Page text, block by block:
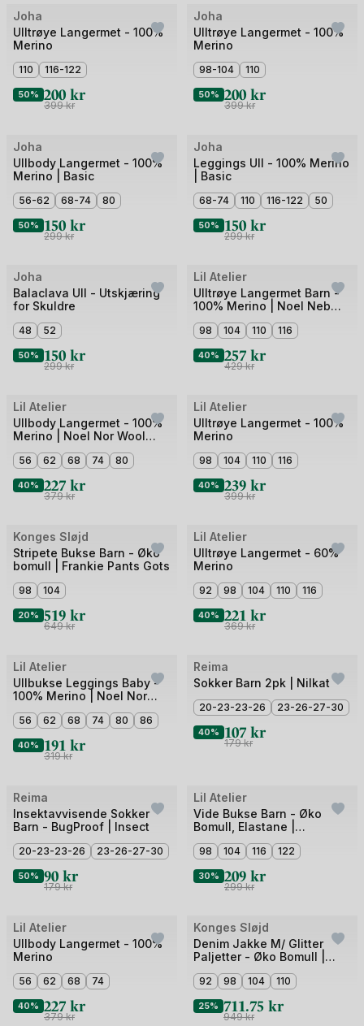
Outlet
Bilde
av
Joha
Ulltrøye Langermet - 100%
Merino
110 116-122
50% 200 kr
399kr
Outlet
Bilde
av
Joha
Ulltrøye Langermet - 100%
Merino
98-104 110
50% 200 kr
399kr
Outlet
Bilde
av
4
Joha
Ullbody Langermet - 100%
Merino | Basic
56-62 68-74 80
50% 150 kr
299kr
Outlet
Bilde
av
Joha
Leggings Ull - 100% Merino
| Basic
68-74 110 116-122 50
50% 150 kr
299kr
Outlet
Bilde
av
Joha
Balaclava Ull - Utskjæring
for Skuldre
48 52
50% 150 kr
299kr
Outlet
Bilde
av
4
Lil Atelier
Ulltrøye Langermet Barn -
100% Merino | Noel Neb
98 104 110 116
40% 257 kr
429kr
Outlet
Bilde
av
Lil Atelier
Ullbody Langermet - 100%
Merino | Noel Nor Wool
56 62 68 74 80
40% 227 kr
379kr
Outlet
Bilde
av
Lil Atelier
Ulltrøye Langermet - 100%
Merino
98 104 110 116
40% 239 kr
399kr
Outlet
Bilde
av
Konges Sløjd
Stripete Bukse Barn - Øko
bomull | Frankie Pants Gots
98 104
20% 519 kr
649kr
Outlet
Bilde
av
Lil Atelier
Ulltrøye Langermet - 60%
Merino
92 98 104 110 116
40% 221 kr
369kr
Outlet
Bilde
av
Lil Atelier
Ullbukse Leggings Baby -
100% Merino | Noel Nor
Wool Slim Legging
56 62 68 74 80 86
40% 191 kr
319kr
Outlet
Bilde
av
Reima
Sokker Barn 2pk | Nilkat
20-23-23-26 23-26-27-30
40% 107 kr
179kr
Outlet
Bilde
av
Reima
Insektavvisende Sokker
Barn - BugProof | Insect
20-23-23-26 23-26-27-30
50% 90 kr
179kr
Outlet
Bilde
av
4
Lil Atelier
Vide Bukse Barn - Øko
Bomull, Elastane |
BOOTCUT PANT LIL
98 104 116 122
30% 209 kr
299kr
Outlet
Bilde
av
Lil Atelier
Ullbody Langermet - 100%
Merino
56 62 68 74
40% 227 kr
379kr
Outlet
Bilde
av
Konges Sløjd
Denim Jakke M/ Glitter
Paljetter - Øko Bomull |
Jacket
92 98 104 110
25% 711.75 kr
949kr